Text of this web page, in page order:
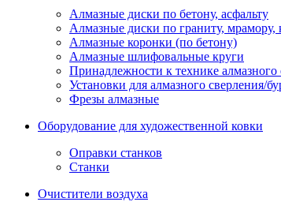
Алмазные диски по бетону, асфальту
Алмазные диски по граниту, мрамору,
Алмазные коронки (по бетону)
Алмазные шлифовальные круги
Принадлежности к технике алмазного
Установки для алмазного сверления/
Фрезы алмазные
Оборудование для художественной ковки
Оправки станков
Станки
Очистители воздуха